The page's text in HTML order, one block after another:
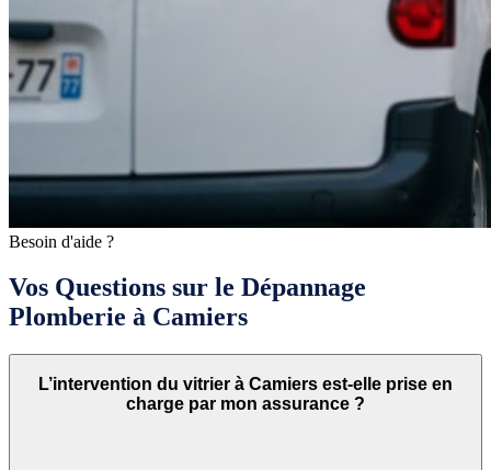
Besoin d'aide ?
Vos Questions sur le Dépannage
Plomberie à Camiers
L’intervention du vitrier à Camiers est-elle prise en
charge par mon assurance ?